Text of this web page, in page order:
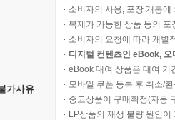
가사유
소비자의 사용, 포장 개봉
복제가 가능한 상품 등의
소비자의 요청에 따라 개별
디지털 컨텐츠인 eBook,
eBook 대여 상품은 대여 기
모바일 쿠폰 등록 후 취소/
중고상품이 구매확정(자동
LP상품의 재생 불량 원인